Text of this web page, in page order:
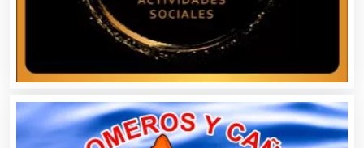
Almacenaje
Alquiler de Autos
Alquiler de Equipos para Fiestas